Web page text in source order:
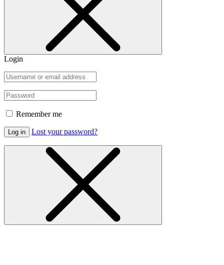
Login
Remember me
Log in Lost your password?